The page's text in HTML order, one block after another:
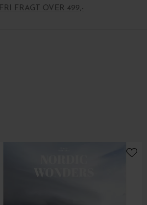
FRI FRAGT OVER 499,-